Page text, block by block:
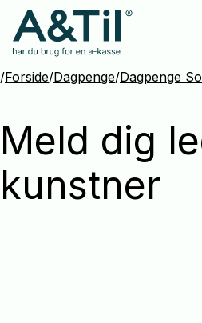
Spring
menu
over
og
indhold
/Forside/Dagpenge/Dagpenge
Meld dig
kunstner